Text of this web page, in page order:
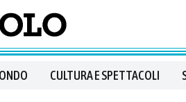
CULTURA E SPETTACOLI